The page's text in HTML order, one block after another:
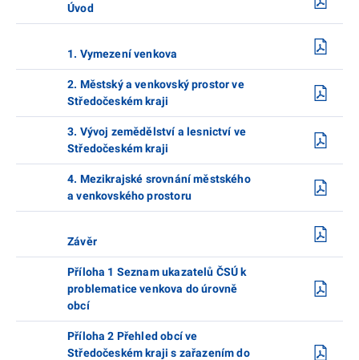
Úvod
1. Vymezení venkova
2. Městský a venkovský prostor ve
Středočeském kraji
3. Vývoj zemědělství a lesnictví ve
Středočeském kraji
4. Mezikrajské srovnání městského
a venkovského prostoru
Závěr
Příloha 1 Seznam ukazatelů ČSÚ k
problematice venkova do úrovně
obcí
Příloha 2 Přehled obcí ve
Středočeském kraji s zařazením do